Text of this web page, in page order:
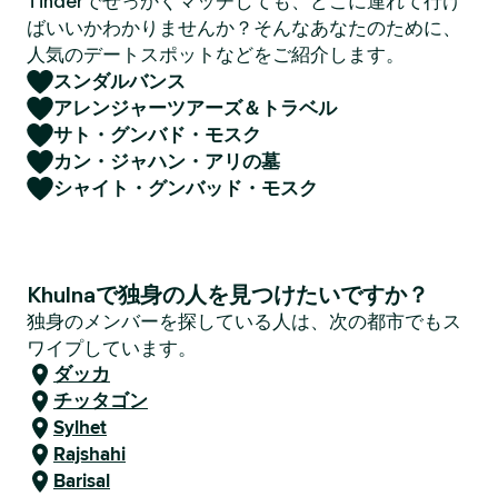
ばいいかわかりませんか？そんなあなたのために、
人気のデートスポットなどをご紹介します。
スンダルバンス
アレンジャーツアーズ＆トラベル
サト・グンバド・モスク
カン・ジャハン・アリの墓
シャイト・グンバッド・モスク
Khulnaで独身の人を見つけたいですか？
独身のメンバーを探している人は、次の都市でもス
ワイプしています。
ダッカ
チッタゴン
Sylhet
Rajshahi
Barisal